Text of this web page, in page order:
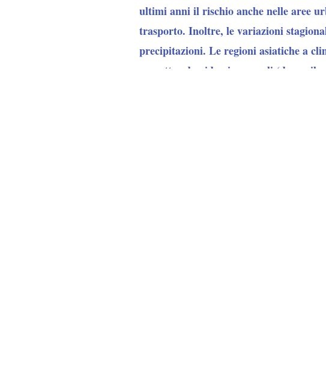
ultimi anni il rischio anche nelle aree
trasporto. Inoltre, le variazioni
precipitazioni. Le regioni asiatiche a
soggette ad epidemie annuali (da